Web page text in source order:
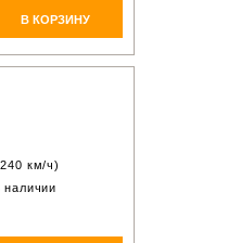
В КОРЗИНУ
км/ч)
наличии